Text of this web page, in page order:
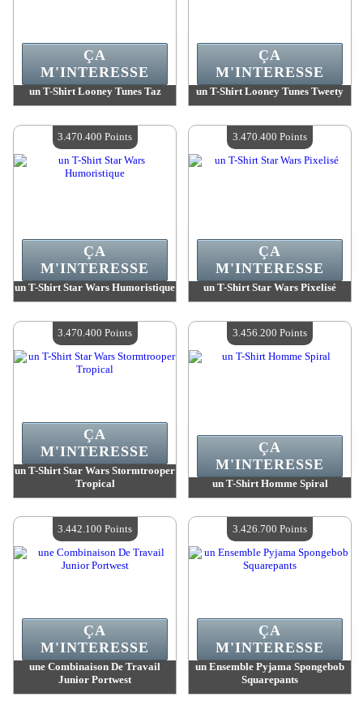
un T-Shirt Looney Tunes Taz
Quantité Disponible :4
ÇA
M'INTERESSE
un T-Shirt Looney Tunes Tweety
Quantité Disponible :4
ÇA
M'INTERESSE
un T-Shirt Star Wars Humoristique
Quantité Disponible :4
ÇA
M'INTERESSE
3.470.400 Points
un T-Shirt Star Wars Pixelisé
Quantité Disponible :4
ÇA
M'INTERESSE
3.470.400 Points
un T-Shirt Star Wars Stormtrooper
Tropical
Quantité Disponible :4
ÇA
M'INTERESSE
3.470.400 Points
un T-Shirt Homme Spiral
Quantité Disponible :4
ÇA
M'INTERESSE
3.456.200 Points
une Combinaison De Travail
Junior Portwest
ÇA
M'INTERESSE
3.442.100 Points
un Ensemble Pyjama Spongebob
Squarepants
ÇA
M'INTERESSE
3.426.700 Points